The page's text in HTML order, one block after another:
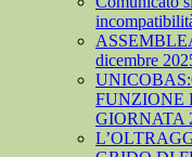
dicembre
FUNZIONE
GIORNATA